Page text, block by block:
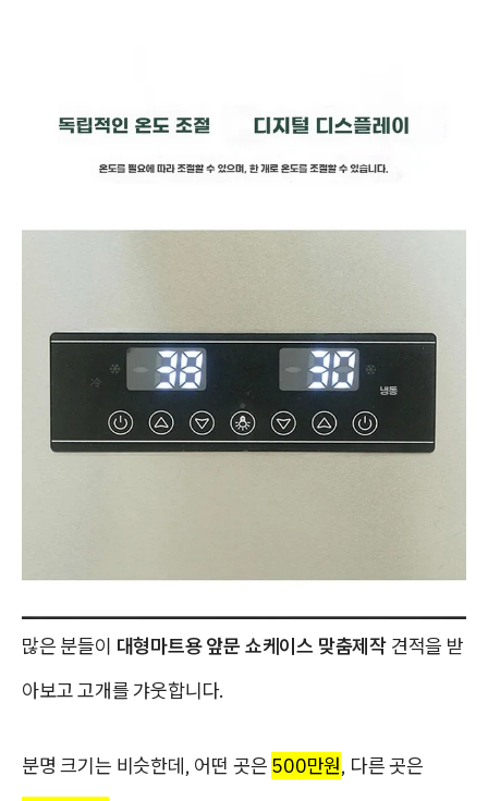
많은 분들이 대형마트용 앞문 쇼케이스 맞춤제작 견적을 받
아보고 고개를 갸웃합니다.
분명 크기는 비슷한데, 어떤 곳은 500만원, 다른 곳은